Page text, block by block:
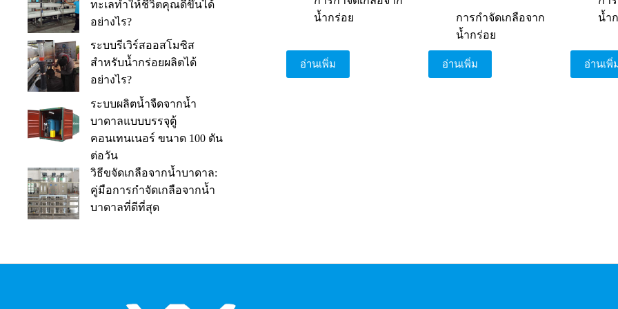
น้ำกร่อย
อ่านเพิ่ม
การกำจัดเกลือจาก
น้ำกร่อย
อ่านเพิ่ม
น้ำ
อ่านเพิ่
ทะเลทำให้ชีวิตคุณดีขึ้นได้
อย่างไร?
ระบบรีเวิร์สออสโมซิส
สำหรับน้ำกร่อยผลิตได้
อย่างไร?
ระบบผลิตน้ำจืดจากน้ำ
บาดาลแบบบรรจุตู้
คอนเทนเนอร์ ขนาด 100 ตัน
ต่อวัน
วิธีขจัดเกลือจากน้ำบาดาล:
คู่มือการกำจัดเกลือจากน้ำ
บาดาลที่ดีที่สุด